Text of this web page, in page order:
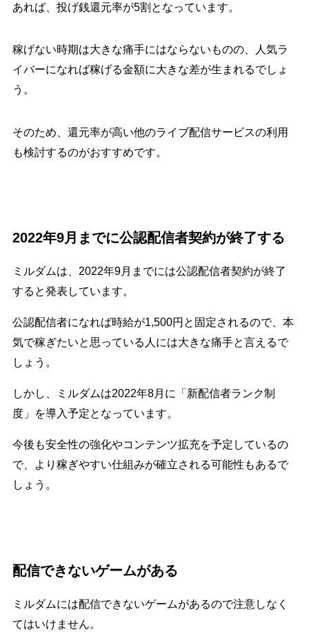
あれば、投げ銭還元率が5割となっています。
稼げない時期は大きな痛手にはならないものの、人気ラ
イバーになれば稼げる金額に大きな差が生まれるでしょ
う。
そのため、還元率が高い他のライブ配信サービスの利用
も検討するのがおすすめです。
2022年9月までに公認配信者契約が終了する
ミルダムは、2022年9月までには公認配信者契約が終了
すると発表しています。
公認配信者になれば時給が1,500円と固定されるので、本
気で稼ぎたいと思っている人には大きな痛手と言えるで
しょう。
しかし、ミルダムは2022年8月に「新配信者ランク制
度」を導入予定となっています。
今後も安全性の強化やコンテンツ拡充を予定しているの
で、より稼ぎやすい仕組みが確立される可能性もあるで
しょう。
配信できないゲームがある
ミルダムには配信できないゲームがあるので注意しなく
てはいけません。